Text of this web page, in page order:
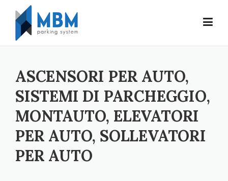
Skip to content
ASCENSORI PER AUTO,
SISTEMI DI PARCHEGGIO,
MONTAUTO, ELEVATORI
PER AUTO, SOLLEVATORI
PER AUTO